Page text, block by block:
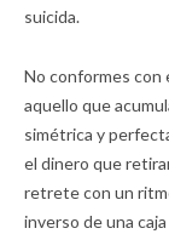
suicida.
No conformes con
aquello que
simétrica y
el dinero que
retrete con un
inverso de una